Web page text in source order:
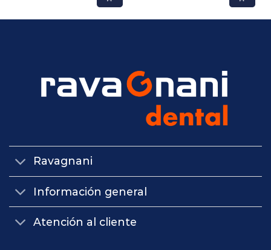
Ravagnani
Información general
Atención al cliente